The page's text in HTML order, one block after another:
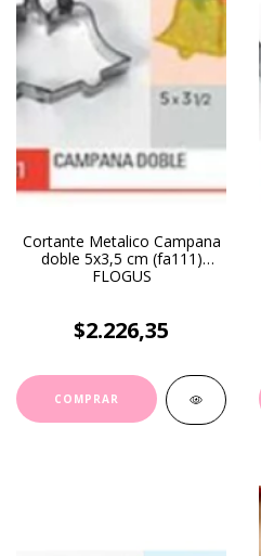
Cortante Metalico Campana
doble 5x3,5 cm (fa111)
FLOGUS
$2.226,35